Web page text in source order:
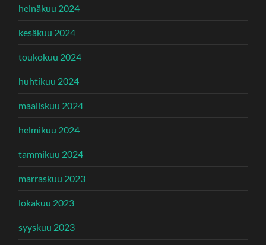
heinäkuu 2024
kesäkuu 2024
toukokuu 2024
huhtikuu 2024
maaliskuu 2024
helmikuu 2024
tammikuu 2024
marraskuu 2023
lokakuu 2023
syyskuu 2023